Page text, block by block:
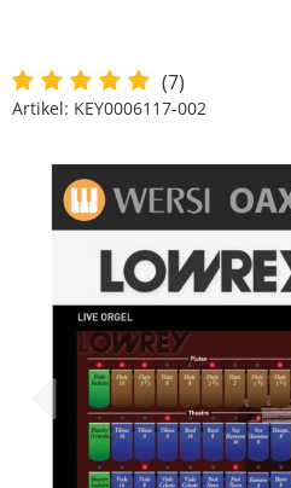
(7)
Artikel: KEY0006117-002